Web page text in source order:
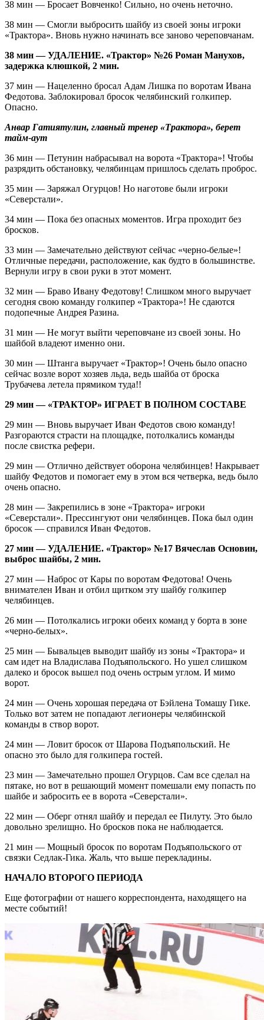
38 мин — Бросает Вовченко! Сильно, но очень неточно.
38 мин — Смогли выбросить шайбу из своей зоны игроки
«Трактора». Вновь нужно начинать все заново череповчанам.
38 мин — УДАЛЕНИЕ. «Трактор» №26 Роман Манухов,
задержка клюшкой, 2 мин.
37 мин — Нацеленно бросал Адам Лишка по воротам Ивана
Федотова. Заблокировал бросок челябинский голкипер.
Опасно.
Анвар Гатиятулин, главный тренер «Трактора», берет
тайм-аут
36 мин — Петунин набрасывал на ворота «Трактора»! Чтобы
разрядить обстановку, челябинцам пришлось сделать проброс.
35 мин — Заряжал Огурцов! Но наготове были игроки
«Северстали».
34 мин — Пока без опасных моментов. Игра проходит без
бросков.
33 мин — Замечательно действуют сейчас «черно-белые»!
Отличные передачи, расположение, как будто в большинстве.
Вернули игру в свои руки в этот момент.
32 мин — Браво Ивану Федотову! Слишком много выручает
сегодня свою команду голкипер «Трактора»! Не сдаются
подопечные Андрея Разина.
31 мин — Не могут выйти череповчане из своей зоны. Но
шайбой владеют именно они.
30 мин — Штанга выручает «Трактор»! Очень было опасно
сейчас возле ворот хозяев льда, ведь шайба от броска
Трубачева летела прямиком туда!!
29 мин — «ТРАКТОР» ИГРАЕТ В ПОЛНОМ СОСТАВЕ
29 мин — Вновь выручает Иван Федотов свою команду!
Разгораются страсти на площадке, потолкались команды
после свистка рефери.
29 мин — Отлично действует оборона челябинцев! Накрывает
шайбу Федотов и помогает ему в этом вся четверка, ведь было
очень опасно.
28 мин — Закрепились в зоне «Трактора» игроки
«Северстали». Прессингуют они челябинцев. Пока был один
бросок — справился Иван Федотов.
27 мин — УДАЛЕНИЕ. «Трактор» №17 Вячеслав Основин,
выброс шайбы, 2 мин.
27 мин — Наброс от Кары по воротам Федотова! Очень
внимателен Иван и отбил щитком эту шайбу голкипер
челябинцев.
26 мин — Потолкались игроки обеих команд у борта в зоне
«черно-белых».
25 мин — Бывальцев выводит шайбу из зоны «Трактора» и
сам идет на Владислава Подъяпольского. Но ушел слишком
далеко и бросок вышел под очень острым углом. И мимо
ворот.
24 мин — Очень хорошая передача от Бэйлена Томашу Гике.
Только вот затем не попадают легионеры челябинской
команды в створ ворот.
24 мин — Ловит бросок от Шарова Подъяпольский. Не
опасно это было для голкипера гостей.
23 мин — Замечательно прошел Огурцов. Сам все сделал на
пятаке, но вот в решающий момент помешали ему попасть по
шайбе и забросить ее в ворота «Северстали».
22 мин — Оберг отнял шайбу и передал ее Пилуту. Это было
довольно зрелищно. Но бросков пока не наблюдается.
21 мин — Мощный бросок по воротам Подъяпольского от
связки Седлак-Гика. Жаль, что выше перекладины.
НАЧАЛО ВТОРОГО ПЕРИОДА
Еще фотографии от нашего корреспондента, находящего на
месте событий!